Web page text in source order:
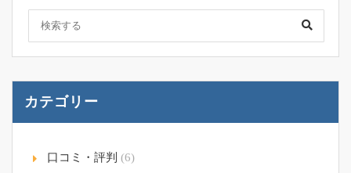
カテゴリー
口コミ・評判 (6)